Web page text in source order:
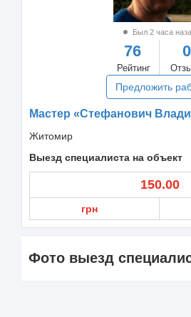
Был 2 часа
76
Рейтинг
0
Предложить
Мастер «Стефанович
Житомир
Выезд специалиста на объект
150.00
грн
Фото выезд